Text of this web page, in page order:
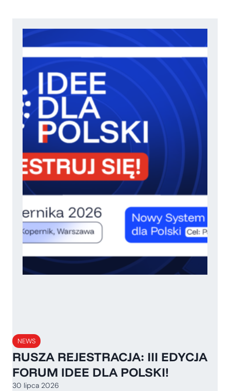
NEWS
RUSZA REJESTRACJA: III EDYCJA
FORUM IDEE DLA POLSKI!
30 lipca 2026